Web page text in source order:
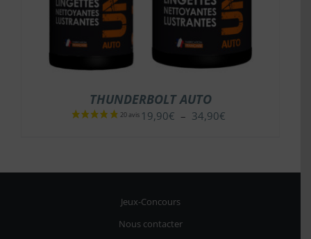
THUNDERBOLT AUTO
19,90€ – 34,90€Plage
à
Jeux-Concours
Nous contacter